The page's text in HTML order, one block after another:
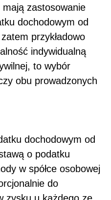
mają zastosowanie
dochodowym od
przykładowo
indywidualną
to wybór
obu prowadzonych
dochodowym od
o podatku
w spółce osobowej
do